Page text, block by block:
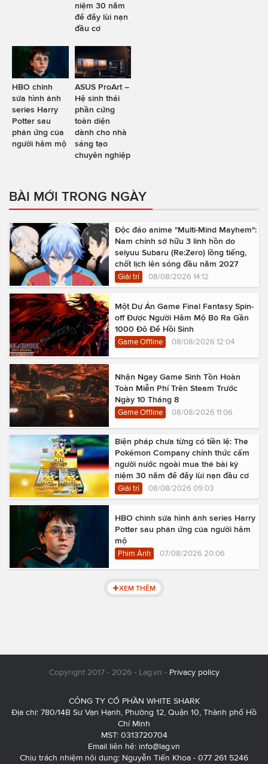
niệm 30 năm
để đẩy lùi nạn
đầu cơ
HBO chỉnh
sửa hình ảnh
series Harry
Potter sau
phản ứng của
người hâm mộ
ASUS ProArt –
Hệ sinh thái
phần cứng
toàn diện
dành cho nhà
sáng tạo
chuyên nghiệp
BÀI MỚI TRONG NGÀY
Độc đáo anime "Multi-Mind Mayhem":
Nam chính sở hữu 3 linh hồn do
seiyuu Subaru (Re:Zero) lồng tiếng,
chốt lịch lên sóng đầu năm 2027
Giải trí 08/08/2026 14:12
Một Dự Án Game Final Fantasy Spin-
off Được Người Hâm Mộ Bỏ Ra Gần
1000 Đô Để Hồi Sinh
Game Offline 08/08/2026 12:04
Nhận Ngay Game Sinh Tồn Hoàn
Toàn Miễn Phí Trên Steam Trước
Ngày 10 Tháng 8
Game Offline 08/08/2026 11:06
Biện pháp chưa từng có tiền lệ: The
Pokémon Company chính thức cấm
người nước ngoài mua thẻ bài kỷ
niệm 30 năm để đẩy lùi nạn đầu cơ
Giải trí 08/08/2026 09:03
HBO chỉnh sửa hình ảnh series Harry
Potter sau phản ứng của người hâm
mộ
Phim Ảnh 07/08/2026 20:06
XEM THÊM
Copyright 2017 - 2026 - Lag.vn - Privacy policy
CÔNG TY CỔ PHẦN WHITE SHARK
Địa chỉ: 780/14B Sư Vạn Hạnh, Phường 12, Quận 10, Thành phố Hồ
Chí Minh
MST: 0313720704
Email liên hệ: info@lag.vn
Chịu trách nhiệm nội dung: Nguyễn Tiến Khoa - 077 261 5246